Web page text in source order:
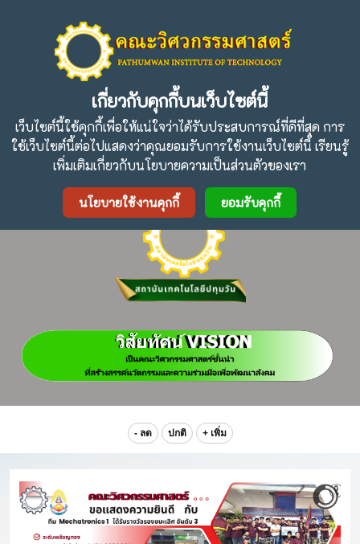
ปรัชญา :
" การศึกษาเพื่อความเป็นเลิศและความสามัคคีใน
วิศวกรรมศาสตร์เฉพาะทาง "
เกี่ยวกับคุกกี้บนเว็บไซต์นี้
เว็บไซต์นี้ใช้คุกกี้เพื่อให้แน่ใจว่าได้รับประสบการณ์ที่ดีที่สุด การ
ใช้เว็บไซต์นี้ต่อไปแสดงว่าคุณยอมรับการใช้งานเว็บไซต์นี้ เรียนรู้
เพิ่มเติมเกี่ยวกับนโยบายความเป็นส่วนตัวของเรา
นโยบายใช้งานคุกกี้ ยอมรับคุกกี้
FacebookTwitterLine
- ลด ปกติ + เพิ่ม